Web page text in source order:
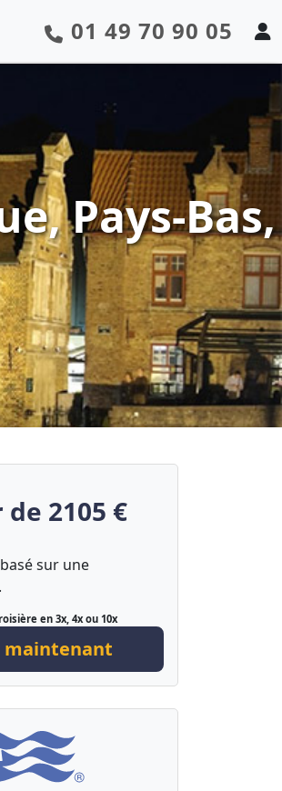
01 49 70 90 05
Pays-Bas,
2105 €
sur une
en 3x, 4x ou 10x
maintenant